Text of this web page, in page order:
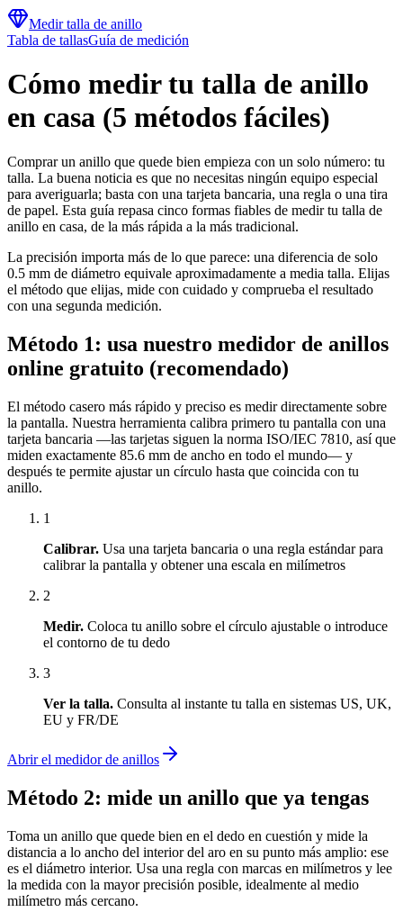
Medir talla de anillo
Tabla de tallasGuía de medición
Cómo medir tu talla de anillo
en casa (5 métodos fáciles)
Comprar un anillo que quede bien empieza con un solo número: tu
talla. La buena noticia es que no necesitas ningún equipo especial
para averiguarla; basta con una tarjeta bancaria, una regla o una tira
de papel. Esta guía repasa cinco formas fiables de medir tu talla de
anillo en casa, de la más rápida a la más tradicional.
La precisión importa más de lo que parece: una diferencia de solo
0.5 mm de diámetro equivale aproximadamente a media talla. Elijas
el método que elijas, mide con cuidado y comprueba el resultado
con una segunda medición.
Método 1: usa nuestro medidor de anillos
online gratuito (recomendado)
El método casero más rápido y preciso es medir directamente sobre
la pantalla. Nuestra herramienta calibra primero tu pantalla con una
tarjeta bancaria —las tarjetas siguen la norma ISO/IEC 7810, así que
miden exactamente 85.6 mm de ancho en todo el mundo— y
después te permite ajustar un círculo hasta que coincida con tu
anillo.
1
Calibrar. Usa una tarjeta bancaria o una regla estándar para
calibrar la pantalla y obtener una escala en milímetros
2
Medir. Coloca tu anillo sobre el círculo ajustable o introduce
el contorno de tu dedo
3
Ver la talla. Consulta al instante tu talla en sistemas US, UK,
EU y FR/DE
Abrir el medidor de anillos
Método 2: mide un anillo que ya tengas
Toma un anillo que quede bien en el dedo en cuestión y mide la
distancia a lo ancho del interior del aro en su punto más amplio: ese
es el diámetro interior. Usa una regla con marcas en milímetros y lee
la medida con la mayor precisión posible, idealmente al medio
milímetro más cercano.